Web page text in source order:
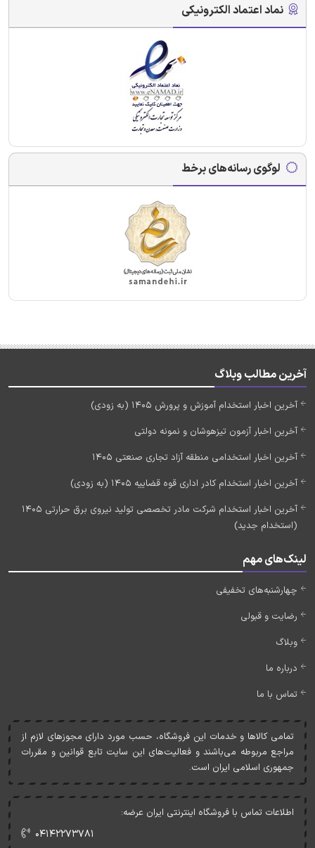
نماد اعتماد الکترونیکی
لوگوی رسانه‌های برخط
آخرین مطالب وبلاگ
آخرین اخبار استخدام آموزش و پرورش 1405 (به زودی)
آخرین اخبار آزمون تیزهوشان و نمونه دولتی
آخرین اخبار استخدامی منطقه آزاد تجاری صنعتی 1405
آخرین اخبار استخدام کادر اداری قوه قضاییه 1405 (به زودی)
آخرین اخبار استخدام شرکت مادر تخصصی تولید نیروی برق حرارتی 1405
(استخدام جدید)
لینک‌های مهم
چهارشنبه‌های تخفیفی
رضایت و قبولی
وبلاگ
درباره ما
تماس با ما
تمامی کالاها و خدمات اين فروشگاه، حسب مورد دارای مجوزهای لازم از
مراجع مربوطه می‌باشند و فعاليت‌های اين سايت تابع قوانين و مقررات
جمهوری اسلامی ايران است.
اطلاعات تماس با فروشگاه اینترنتی ایران عرضه:
۰۴۱۴۲۲۷۳۷۸۱